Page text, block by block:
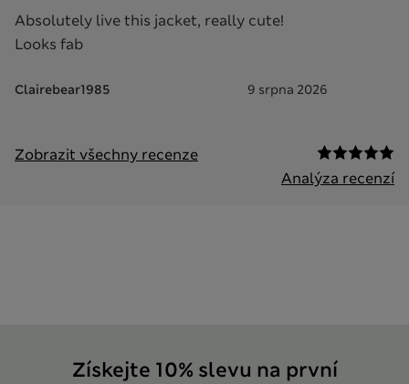
Absolutely live this jacket, really cute!
Looks fab
Clairebear1985 9 srpna 2026
Zobrazit všechny recenze
Analýza recenzí
Získejte 10% slevu na první